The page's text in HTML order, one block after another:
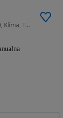
998 cm3 • 72 KM • 1.0 VVT-i, Salon Polska, Serwis ASO, Klima, Tempomat, Parktronic